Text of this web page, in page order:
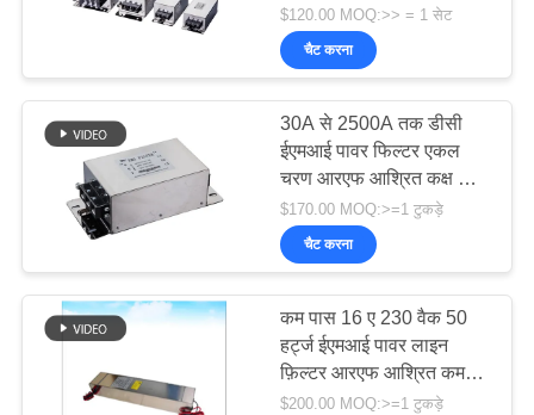
आरएफ सुरक्षा गास्केट
लिए
$120.00 MOQ:>> = 1 सेट
चैट करना
30A से 2500A तक डीसी
ईएमआई पावर फिल्टर एकल
चरण आरएफ आश्रित कक्ष और
ईएमसी एनेकोइक कक्ष के लिए
$170.00 MOQ:>=1 टुकड़े
चैट करना
कम पास 16 ए 230 वैक 50
हर्ट्ज ईएमआई पावर लाइन
फ़िल्टर आरएफ आश्रित कमरे
और ईएमसी एनेकोइक कक्ष के
$200.00 MOQ:>=1 टुकड़े